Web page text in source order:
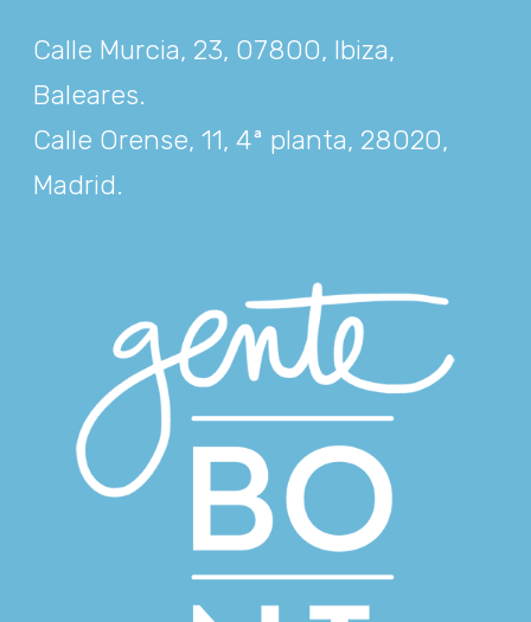
Calle Murcia, 23, 07800, Ibiza,
Baleares.
Calle Orense, 11, 4ª planta, 28020,
Madrid.